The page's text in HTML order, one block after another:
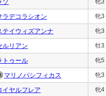
ソ 牝3
ラデコラシオン 牝3
テイウィズアンナ 牝3
ルリアン 牡3
トゥール 牝5
マリノパシフィカス 牝3
イヤルフレア 牝4